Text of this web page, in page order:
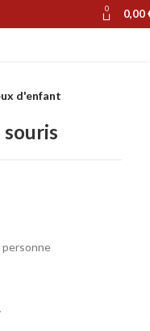
0 0,00
d'enfant
personne